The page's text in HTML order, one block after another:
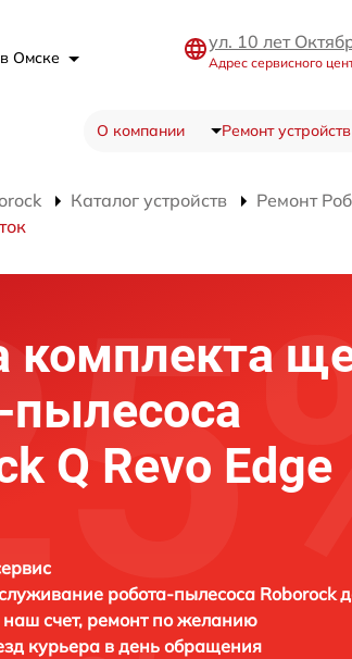
в Омске
ул. 10 лет
Адрес сервисного
О компании Ремонт устройств
Каталог устройств Ремонт
комплекта
пылесоса
Q Revo Edge
робота-пылесоса Roborock
счет, ремонт по желанию
курьера в день обращения